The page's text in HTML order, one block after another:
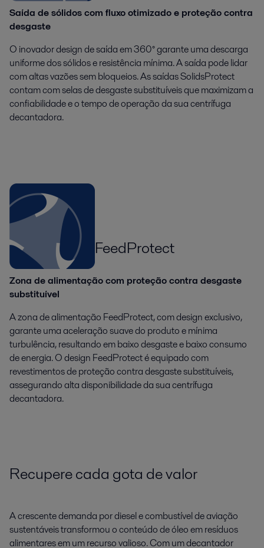
Saída de sólidos com fluxo otimizado e proteção contra
desgaste
O inovador design de saída em 360° garante uma descarga
uniforme dos sólidos e resistência mínima. A saída pode lidar
com altas vazões sem bloqueios. As saídas SolidsProtect
contam com selas de desgaste substituíveis que maximizam a
confiabilidade e o tempo de operação da sua centrífuga
decantadora.
FeedProtect
Zona de alimentação com proteção contra desgaste
substituível
A zona de alimentação FeedProtect, com design exclusivo,
garante uma aceleração suave do produto e mínima
turbulência, resultando em baixo desgaste e baixo consumo
de energia. O design FeedProtect é equipado com
revestimentos de proteção contra desgaste substituíveis,
assegurando alta disponibilidade da sua centrífuga
decantadora.
Recupere cada gota de valor
A crescente demanda por diesel e combustível de aviação
sustentáveis transformou o conteúdo de óleo em resíduos
alimentares em um recurso valioso. Com um decantador